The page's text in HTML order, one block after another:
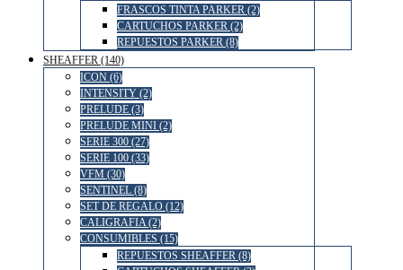
FRASCOS TINTA PARKER (2)
CARTUCHOS PARKER (2)
REPUESTOS PARKER (8)
SHEAFFER (140)
ICON (6)
INTENSITY (2)
PRELUDE (3)
PRELUDE MINI (2)
SERIE 300 (27)
SERIE 100 (33)
VFM (30)
SENTINEL (8)
SET DE REGALO (12)
CALIGRAFIA (2)
CONSUMIBLES (15)
REPUESTOS SHEAFFER (8)